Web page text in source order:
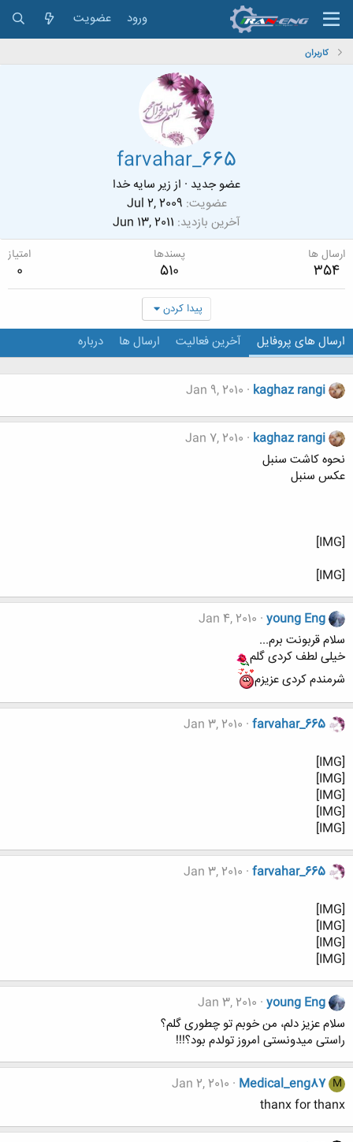
ورود عضویت
کاربران
farvahar_665
عضو جدید · از زیر سایه خدا
عضویت Jul 2, 2009
آخرین بازدید Jun 13, 2011
ارسال ها
354
پسندها
510
امتیاز
0
پیدا کردن
ارسال های پروفایل آخرین فعالیت ارسال ها درباره
kaghaz rangi
Jan 9, 2010
kaghaz rangi
Jan 7, 2010
نحوه کاشت سنبل
عکس سنبل
[IMG]
[IMG]
young Eng
Jan 4, 2010
سلام قربونت برم...
خیلی لطف کردی گلم
شرمندم کردی عزیزم
farvahar_665
Jan 3, 2010
[IMG]
[IMG]
[IMG]
[IMG]
[IMG]
farvahar_665
Jan 3, 2010
[IMG]
[IMG]
[IMG]
[IMG]
young Eng
Jan 3, 2010
سلام عزیز دلم، من خوبم تو چطوری گلم؟
راستی میدونستی امروز تولدم بود؟!!!
M
Medical_eng87
Jan 2, 2010
thanx for thanx